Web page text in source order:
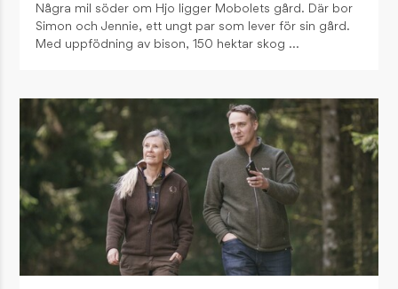
Några mil söder om Hjo ligger Mobolets gård. Där bor
Simon och Jennie, ett ungt par som lever för sin gård.
Med uppfödning av bison, 150 hektar skog …